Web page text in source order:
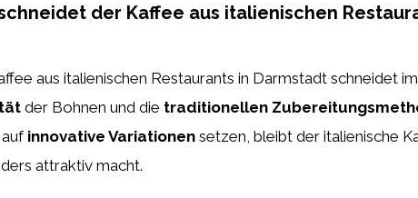
der Kaffee aus italienischen
aus italienischen Restaurants in Darmstadt schneidet
der Bohnen und die traditionellen
innovative Variationen setzen, bleibt der italienische
attraktiv macht.